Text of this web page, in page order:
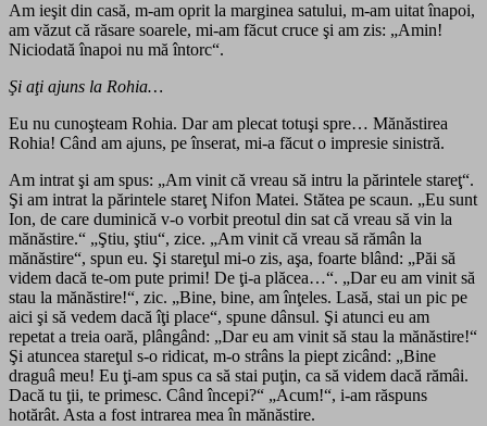
Am ieşit din casă, m-am oprit la marginea satului, m-am uitat înapoi,
am văzut că răsare soarele, mi-am făcut cruce şi am zis: „Amin!
Niciodată înapoi nu mă întorc“.
Şi aţi ajuns la Rohia…
Eu nu cunoşteam Rohia. Dar am plecat totuşi spre… Mănăstirea
Rohia! Când am ajuns, pe înserat, mi-a făcut o impresie sinistră.
Am intrat şi am spus: „Am vinit că vreau să intru la părintele stareţ“.
Şi am intrat la părintele stareţ Nifon Matei. Stătea pe scaun. „Eu sunt
Ion, de care duminică v-o vorbit preotul din sat că vreau să vin la
mănăstire.“ „Ştiu, ştiu“, zice. „Am vinit că vreau să rămân la
mănăstire“, spun eu. Şi stareţul mi-o zis, aşa, foarte blând: „Păi să
videm dacă te-om pute primi! De ţi-a plăcea…“. „Dar eu am vinit să
stau la mănăstire!“, zic. „Bine, bine, am înţeles. Lasă, stai un pic pe
aici şi să vedem dacă îţi place“, spune dânsul. Şi atunci eu am
repetat a treia oară, plângând: „Dar eu am vinit să stau la mănăstire!“
Şi atuncea stareţul s-o ridicat, m-o strâns la piept zicând: „Bine
draguâ meu! Eu ţi-am spus ca să stai puţin, ca să videm dacă rămâi.
Dacă tu ţii, te primesc. Când începi?“ „Acum!“, i-am răspuns
hotărât. Asta a fost intrarea mea în mănăstire.